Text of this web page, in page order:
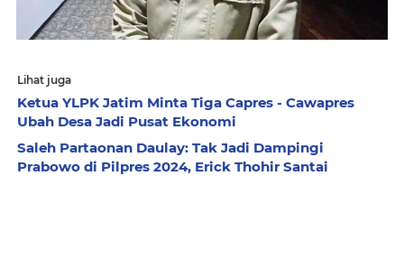
Lihat juga
Ketua YLPK Jatim Minta Tiga Capres - Cawapres
Ubah Desa Jadi Pusat Ekonomi
Saleh Partaonan Daulay: Tak Jadi Dampingi
Prabowo di Pilpres 2024, Erick Thohir Santai